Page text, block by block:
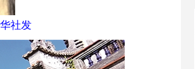
社发